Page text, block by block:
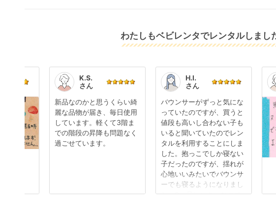
わたしもベビレンタでレンタルしまし
K.S.
さん
新品なのかと思うくらい綺
麗な品物が届き、毎日使用
しています。軽くて3階ま
での階段の昇降も問題なく
過ごせています。
H.I.
さん
バウンサーがずっと気にな
っていたのですが、買うと
値段も高いし合わない子も
いると聞いていたのでレン
タルを利用することにしま
した。抱っこでしか寝ない
子だったのですが、揺れが
心地いいみたいでバウンサ
ーでも寝るようになりまし
た。3ヶ月レンタルなので